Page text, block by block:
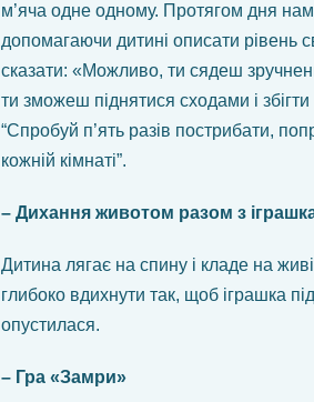
м’яча одне одному. Протягом дня
допомагаючи дитині описати рівень
сказати: «Можливо, ти сядеш
ти зможеш піднятися сходами і
“Спробуй п’ять разів пострибати,
кожній кімнаті”.
– Дихання животом разом з
Дитина лягає на спину і кладе на
глибоко вдихнути так, щоб іграшка
опустилася.
– Гра «Замри»